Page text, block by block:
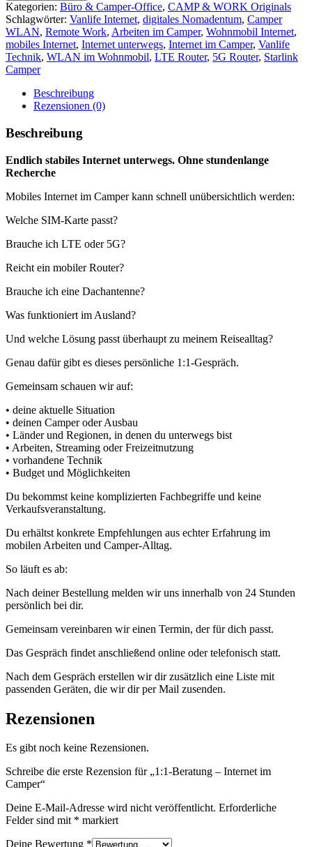
Kategorien: Büro & Camper-Office, CAMP & WORK Originals
Schlagwörter: Vanlife Internet, digitales Nomadentum, Camper
WLAN, Remote Work, Arbeiten im Camper, Wohnmobil Internet,
mobiles Internet, Internet unterwegs, Internet im Camper, Vanlife
Technik, WLAN im Wohnmobil, LTE Router, 5G Router, Starlink
Camper
Beschreibung
Rezensionen (0)
Beschreibung
Endlich stabiles Internet unterwegs. Ohne stundenlange
Recherche
Mobiles Internet im Camper kann schnell unübersichtlich werden:
Welche SIM-Karte passt?
Brauche ich LTE oder 5G?
Reicht ein mobiler Router?
Brauche ich eine Dachantenne?
Was funktioniert im Ausland?
Und welche Lösung passt überhaupt zu meinem Reisealltag?
Genau dafür gibt es dieses persönliche 1:1-Gespräch.
Gemeinsam schauen wir auf:
• deine aktuelle Situation
• deinen Camper oder Ausbau
• Länder und Regionen, in denen du unterwegs bist
• Arbeiten, Streaming oder Freizeitnutzung
• vorhandene Technik
• Budget und Möglichkeiten
Du bekommst keine komplizierten Fachbegriffe und keine
Verkaufsveranstaltung.
Du erhältst konkrete Empfehlungen aus echter Erfahrung im
mobilen Arbeiten und Camper-Alltag.
So läuft es ab:
Nach deiner Bestellung melden wir uns innerhalb von 24 Stunden
persönlich bei dir.
Gemeinsam vereinbaren wir einen Termin, der für dich passt.
Das Gespräch findet anschließend online oder telefonisch statt.
Nach dem Gespräch erstellen wir dir zusätzlich eine Liste mit
passenden Geräten, die wir dir per Mail zusenden.
Rezensionen
Es gibt noch keine Rezensionen.
Schreibe die erste Rezension für „1:1-Beratung – Internet im
Camper“
Deine E-Mail-Adresse wird nicht veröffentlicht. Erforderliche
Felder sind mit * markiert
Deine Bewertung *